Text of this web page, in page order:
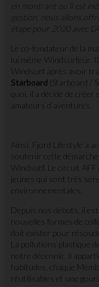
en montrant qu’il est
gestion, nous allons
offrir
étape pour 2020 avec
Le co-fondateur de la
lui même Windsurfeur.
Windsurf après avoir
Starboard (Starboard /
quoi, il a décidé de
amateurs d’aventures.
Ainsi, Fjord Lifestyle a
soutenir cette
Windsurf. Le circuit AFF
jeunes qui sont très
environnementales.
Depuis nos débuts, il
nouvelles formes de
doit exister pour
La pollutions plastique
notre décennie, il
habitudes, chaque
réutilisables et une